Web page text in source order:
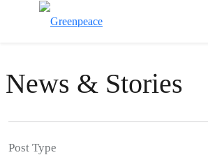
News & Stories
Post Type